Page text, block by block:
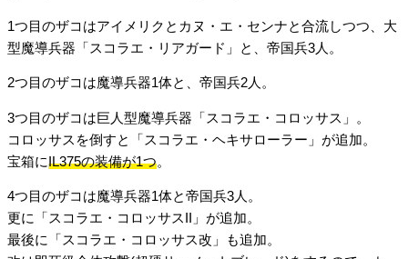
1つ目のザコはアイメリクとカヌ・エ・センナと合流しつつ、大
型魔導兵器「スコラエ・リアガード」と、帝国兵3人。
2つ目のザコは魔導兵器1体と、帝国兵2人。
3つ目のザコは巨人型魔導兵器「スコラエ・コロッサス」。
コロッサスを倒すと「スコラエ・ヘキサローラー」が追加。
宝箱にIL375の装備が1つ。
4つ目のザコは魔導兵器1体と帝国兵3人。
更に「スコラエ・コロッサスII」が追加。
最後に「スコラエ・コロッサス改」も追加。